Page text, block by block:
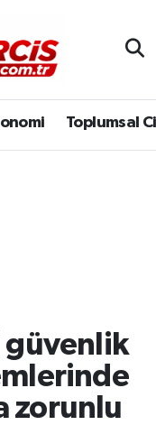
Toplumsal
güvenlik
zorunlu